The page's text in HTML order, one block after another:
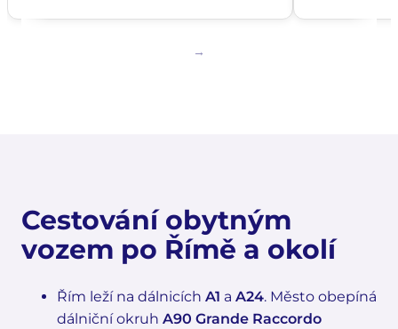
Cestování obytným
vozem po Římě a okolí
Řím leží na dálnicích A1 a A24. Město obepíná
dálniční okruh A90 Grande Raccordo